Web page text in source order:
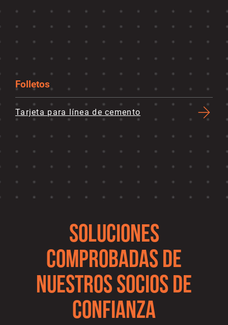
Folletos
Tarjeta para línea de cemento
SOLUCIONES
COMPROBADAS DE
NUESTROS SOCIOS DE
CONFIANZA